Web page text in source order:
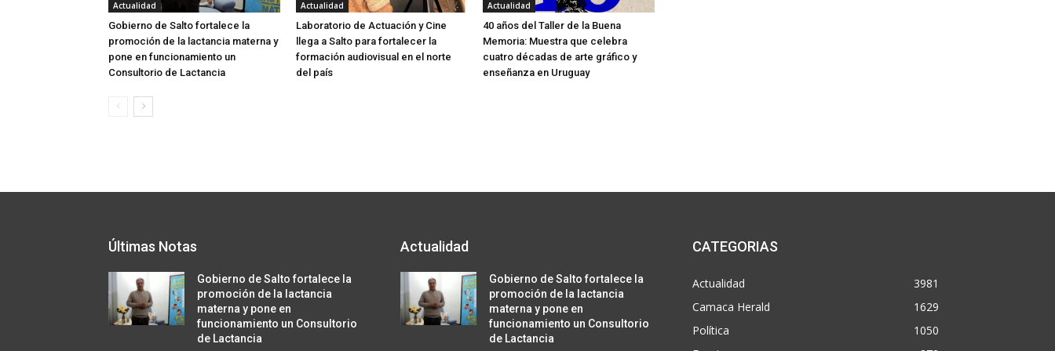
Actualidad
Gobierno de Salto fortalece la
promoción de la lactancia materna y
pone en funcionamiento un
Consultorio de Lactancia
Actualidad
Laboratorio de Actuación y Cine
llega a Salto para fortalecer la
formación audiovisual en el norte
del país
Actualidad
40 años del Taller de la Buena
Memoria: Muestra que celebra
cuatro décadas de arte gráfico y
enseñanza en Uruguay
Últimas Notas
Gobierno de Salto fortalece la
promoción de la lactancia
materna y pone en
funcionamiento un Consultorio
de Lactancia
Actualidad
Gobierno de Salto fortalece la
promoción de la lactancia
materna y pone en
funcionamiento un Consultorio
de Lactancia
CATEGORIAS
Actualidad
3981
Camaca Herald
1629
Política
1050